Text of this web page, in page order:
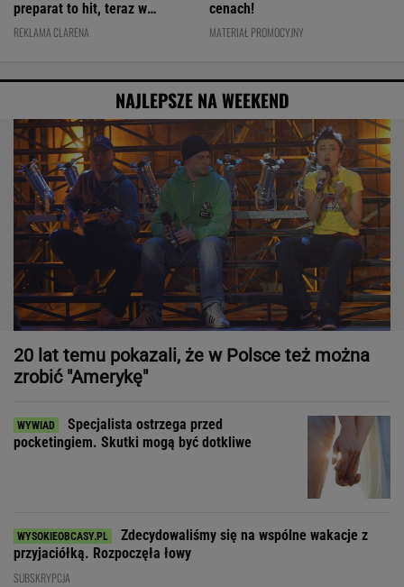
preparat to hit, teraz w
świetnej cenie
REKLAMA CLARENA
cenach!
MATERIAŁ PROMOCYJNY
NAJLEPSZE NA WEEKEND
20 lat temu pokazali, że w Polsce też można
zrobić "Amerykę"
Specjalista ostrzega przed
pocketingiem. Skutki mogą być dotkliwe
Zdecydowaliśmy się na wspólne wakacje z
przyjaciółką. Rozpoczęła łowy
SUBSKRYPCJA